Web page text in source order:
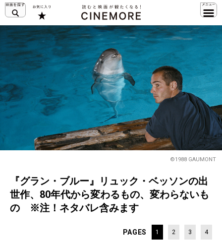
©1988 GAUMONT
『グラン・ブルー』リュック・ベッソンの出
世作、80年代から変わるもの、変わらないも
の ※注！ネタバレ含みます
PAGES 1 2 3 4